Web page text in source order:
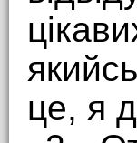
це, я